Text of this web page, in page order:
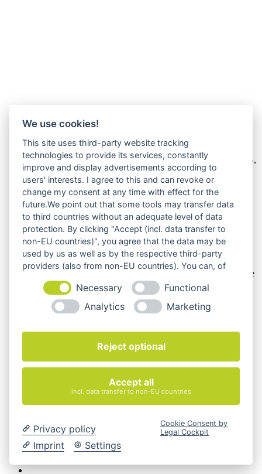
Wir verkaufen online ausschließlich an Unternehmer
Unsere Angebote richten sich nur an Unternehmer,
§14 BGB,
also an natürliche oder juristische Personen oder rechtsfähige
Personengesellschaften, die bei Abschluss eines
Rechtsgeschäfts in Ausübung ihrer gewerblichen oder
selbständigen beruflichen Tätigkeit handeln. Wir schließen
keine Verträge mit Verbrauchern,
§ 13 BGB.
Hinweis zu Produktabbildungen
Die Produktbilder der Artikel zeigen Beispiele, die in der
Ausstattung, Farbe oder Konfiguration von der
Artikelbeschreibung abweichen können. Maßgeblich sind die
Beschreibungen und Abbildungen im unverbindlichen
Angebot. Gerne konfigurieren wir das ausgewählte Produkt
genau nach Ihren Vorstellungen.
FAQ
Versandarten
AGB
Impressum
© 2026 Quadro Office Nord - Ihr Büroeinrichter
We use cookies!
This site uses third-party website tracking
technologies to provide its services, constantly
improve and display advertisements according to
users' interests. I agree to this and can revoke or
change my consent at any time with effect for the
future.We point out that some tools may transfer data
to third countries without an adequate level of data
protection. By clicking "Accept (incl. data transfer to
non-EU countries)", you agree that the data may be
used by us as well as by the respective third-party
providers (also from non-EU countries). You can, of
Necessary
Functional
Analytics
Marketing
Reject optional
Accept all
incl. data transfer to non-EU countries
Privacy policy
Imprint
Settings
Cookie Consent by
Legal Cockpit